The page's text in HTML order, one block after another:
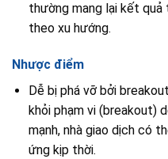
thường mang lại kết
theo xu hướng.
Nhược điểm
Dễ bị phá vỡ bởi
khỏi phạm vi (breakout)
mạnh, nhà giao dịch có
ứng kịp thời.